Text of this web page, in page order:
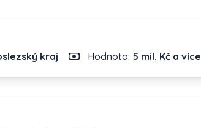
kraj Hodnota: 5 mil. Kč a více